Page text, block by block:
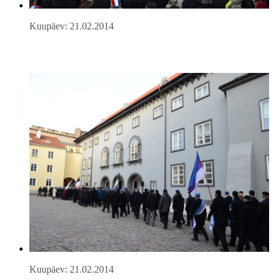
Kuupäev: 21.02.2014
Kuupäev: 21.02.2014